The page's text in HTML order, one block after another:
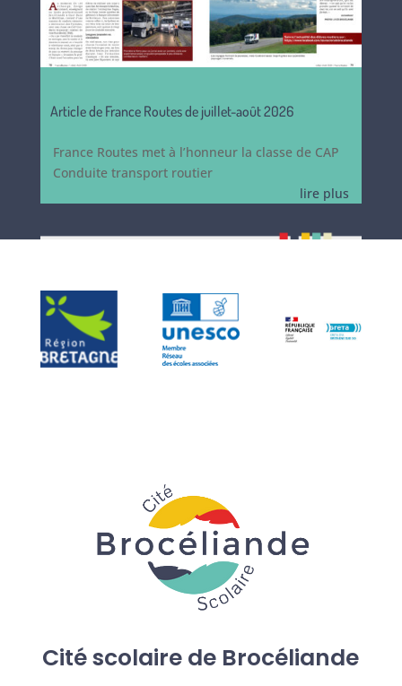
Article de France Routes de juillet-août 2026
France Routes met à l’honneur la classe de CAP
Conduite transport routier
lire plus
Cité scolaire de Brocéliande